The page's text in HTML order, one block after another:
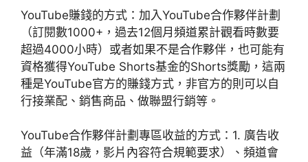
YouTube賺錢的方式：加入YouTube合作夥伴計劃
（訂閱數1000+，過去12個月頻道累計觀看時數要
超過4000小時）或者如果不是合作夥伴，也可能有
資格獲得YouTube Shorts基金的Shorts獎勵，這兩
種是YouTube官方的賺錢方式，非官方的則可以自
行接業配、銷售商品、做聯盟行銷等。
YouTube合作夥伴計劃專區收益的方式：1. 廣告收
益（年滿18歲，影片內容符合規範要求）、頻道會